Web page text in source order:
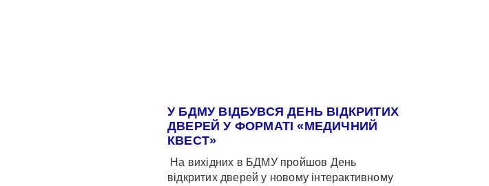
У БДМУ ВІДБУВСЯ ДЕНЬ ВІДКРИТИХ
ДВЕРЕЙ У ФОРМАТІ «МЕДИЧНИЙ
КВЕСТ»
На вихідних в БДМУ пройшов День
відкритих дверей у новому інтерактивному